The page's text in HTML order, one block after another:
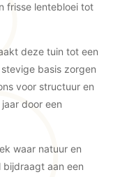
frisse lentebloei tot
deze tuin tot een
basis zorgen
voor structuur en
door een
waar natuur en
aan een